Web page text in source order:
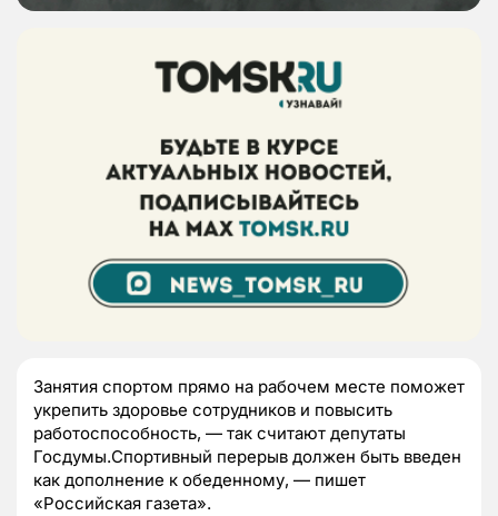
Занятия спортом прямо на рабочем месте поможет
укрепить здоровье сотрудников и повысить
работоспособность, — так считают депутаты
Госдумы.Спортивный перерыв должен быть введен
как дополнение к обеденному, — пишет
«Российская газета».